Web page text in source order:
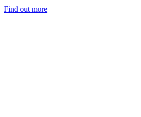
Find out more